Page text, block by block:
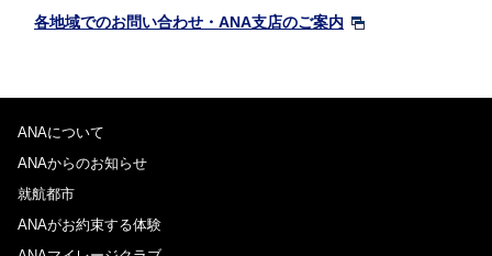
各地域でのお問い合わせ・ANA支店のご案内
ANAについて
ANAからのお知らせ
就航都市
ANAがお約束する体験